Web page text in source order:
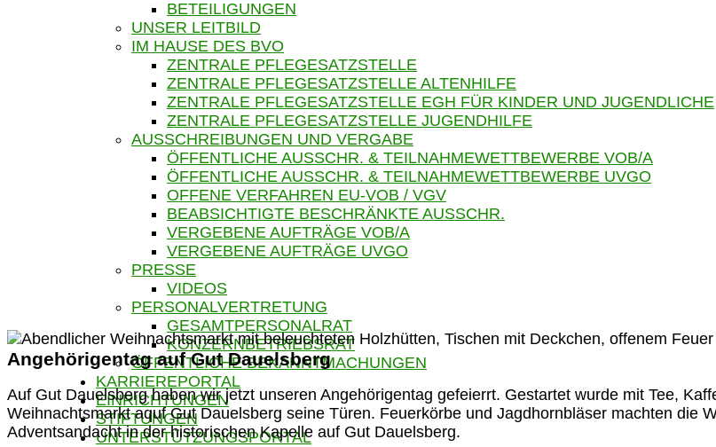
BETEILIGUNGEN
UNSER LEITBILD
IM HAUSE DES BVO
ZENTRALE PFLEGESATZSTELLE
ZENTRALE PFLEGESATZSTELLE ALTENHILFE
ZENTRALE PFLEGESATZSTELLE EGH FÜR KINDER UND JUGENDLICHE
ZENTRALE PFLEGESATZSTELLE JUGENDHILFE
AUSSCHREIBUNGEN UND VERGABE
ÖFFENTLICHE AUSSCHR. & TEILNAHMEWETTBEWERBE VOB/A
ÖFFENTLICHE AUSSCHR. & TEILNAHMEWETTBEWERBE UVGO
OFFENE VERFAHREN EU-VOB / VGV
BEABSICHTIGTE BESCHRÄNKTE AUSSCHR.
VERGEBENE AUFTRÄGE VOB/A
VERGEBENE AUFTRÄGE UVGO
PRESSE
VIDEOS
PERSONALVERTRETUNG
GESAMTPERSONALRAT
KONZERNBETRIEBSRAT
ÖFFENTLICHE BEKANNTMACHUNGEN
KARRIEREPORTAL
EINRICHTUNGEN
STIFTUNGEN
UNTERSTÜTZUNGSPORTAL
Angehörigentag auf Gut Dauelsberg
Auf Gut Dauelsberg haben wir jetzt unseren Angehörigentag gefeierrt. Gestartet wurde mit Tee,
Weihnachtsmarkt aquf Gut Dauelsberg seine Türen. Feuerkörbe und Jagdhornbläser machten die
Adventsandacht in der historischen Kapelle auf Gut Dauelsberg.